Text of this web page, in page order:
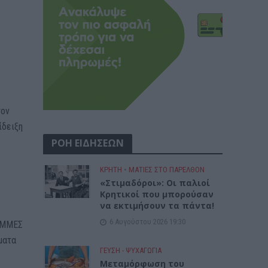
ΡΟΗ ΕΙΔΗΣΕΩΝ
ΚΡΗΤΗ • ΜΑΤΙΕΣ ΣΤΟ ΠΑΡΕΛΘΟΝ
«Στιμαδόροι»: Οι παλιοί
Κρητικοί που μπορούσαν
να εκτιμήσουν τα πάντα!
6 Αυγούστου 2026 19:30
ΓΕΎΣΗ - ΨΥΧΑΓΩΓΊΑ
Μεταμόρφωση του